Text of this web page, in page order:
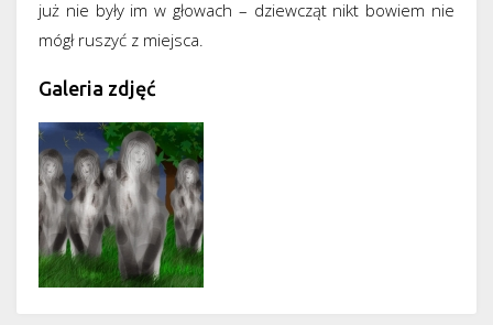
już nie były im w głowach – dziewcząt nikt bowiem nie
mógł ruszyć z miejsca.
Galeria zdjęć